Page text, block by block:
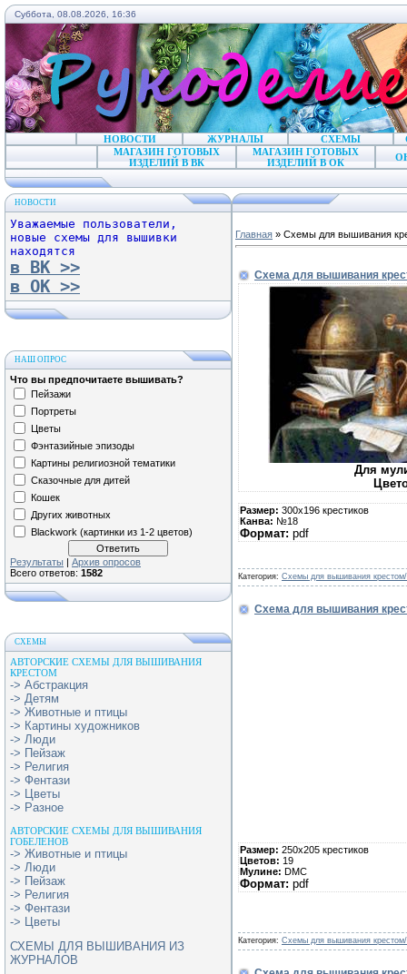
Суббота, 08.08.2026, 16:36
НОВОСТИ ЖУРНАЛЫ СХЕМЫ
МАГАЗИН ГОТОВЫХ
ИЗДЕЛИЙ В ВК
МАГАЗИН ГОТОВЫХ
ИЗДЕЛИЙ В ОК
НОВОСТИ
Уважаемые пользователи,
новые схемы для вышивки
находятся
в ВК >>
в ОК >>
НАШ ОПРОС
Что вы предпочитаете вышивать?
Пейзажи
Портреты
Цветы
Фэнтазийные эпизоды
Картины религиозной тематики
Сказочные для дитей
Кошек
Других животных
Blackwork (картинки из 1-2 цветов)
Результаты | Архив опросов
Всего ответов: 1582
СХЕМЫ
АВТОРСКИЕ СХЕМЫ ДЛЯ ВЫШИВАНИЯ
КРЕСТОМ
-> Абстракция
-> Детям
-> Животные и птицы
-> Картины художников
-> Люди
-> Пейзаж
-> Религия
-> Фентази
-> Цветы
-> Разное
АВТОРСКИЕ СХЕМЫ ДЛЯ ВЫШИВАНИЯ
ГОБЕЛЕНОВ
-> Животные и птицы
-> Люди
-> Пейзаж
-> Религия
-> Фентази
-> Цветы
СХЕМЫ ДЛЯ ВЫШИВАНИЯ ИЗ
ЖУРНАЛОВ
Главная » Схемы для вышивания
Схема для вышивания
Для
Размер: 300х196 крестиков
Канва: №18
Формат: pdf
Категория: Схемы для вышивания
Схема для вышивания
Размер: 250х205 крестиков
Цветов: 19
Мулине: DMC
Формат: pdf
Категория: Схемы для вышивания